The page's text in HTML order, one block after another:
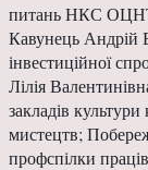
питань НКС ОЦНТ,
Кавунець Андрій
інвестиційної
Лілія
закладів
мистецтв;
профспілки